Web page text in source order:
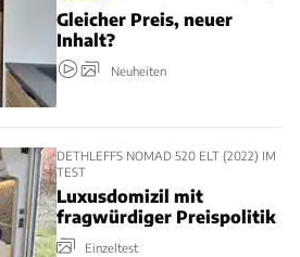
Gleicher Preis, neuer
Inhalt?
Neuheiten
DETHLEFFS NOMAD 520 ELT (2022) IM
TEST
Luxusdomizil mit
fragwürdiger Preispolitik
Einzeltest